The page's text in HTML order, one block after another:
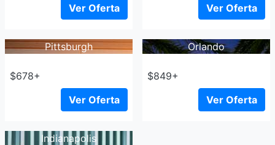
Ver Oferta
Ver Oferta
Pittsburgh
$678+
Ver Oferta
Orlando
$849+
Ver Oferta
Indianapolis